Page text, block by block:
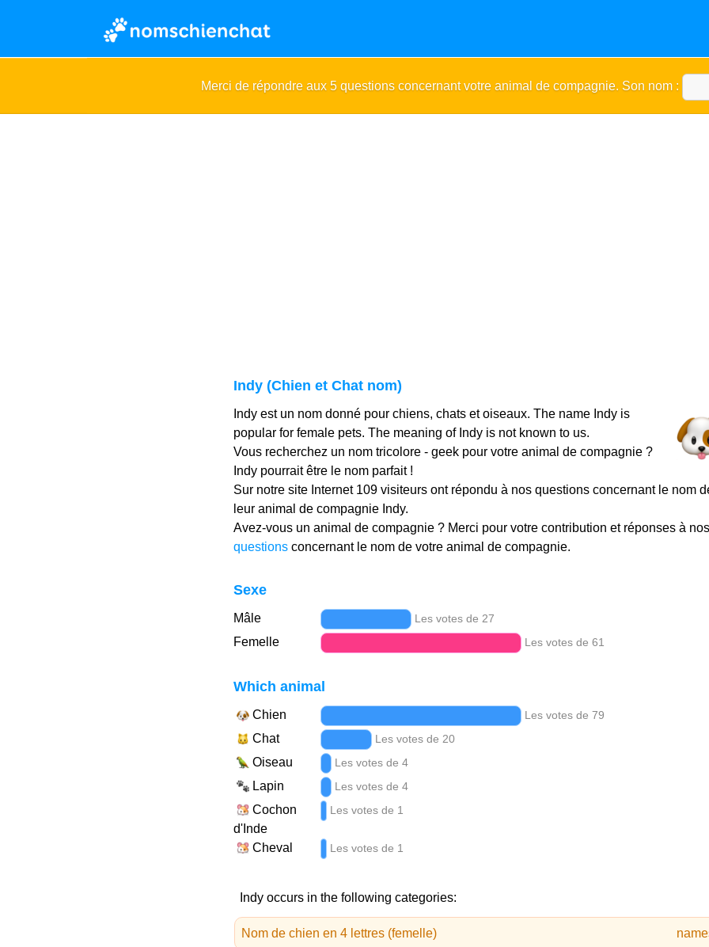
Merci de répondre aux 5 questions concernant votre animal de compagnie. Son nom :
Indy (Chien et Chat nom)
Indy est un nom donné pour chiens, chats et oiseaux. The name Indy is
popular for female pets. The meaning of Indy is not known to us.
Vous recherchez un nom tricolore - geek pour votre animal de compagnie ?
Indy pourrait être le nom parfait !
Sur notre site Internet 109 visiteurs ont répondu à nos questions concernant le nom
leur animal de compagnie Indy.
Avez-vous un animal de compagnie ? Merci pour votre contribution et réponses à nos
questionsconcernant le nom de votre animal de compagnie.
Sexe
Mâle Les votes de 27
Femelle Les votes de 61
Which animal
Chien Les votes de 79
Chat Les votes de 20
Oiseau Les votes de 4
Lapin Les votes de 4
Cochon
d'Inde
Les votes de 1
Cheval Les votes de 1
Indy occurs in the following categories:
Nom de chien en 4 lettres (femelle)